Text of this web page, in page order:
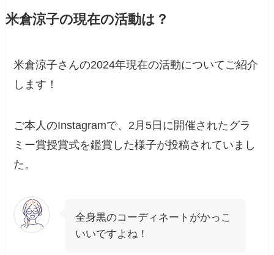
米倉涼子の現在の活動は？
米倉涼子さんの2024年現在の活動についてご紹介
します！
ご本人のInstagramで、2月5日に開催されたグラ
ミー賞授賞式を鑑賞した様子が投稿されていまし
た。
全身黒のコーディネートがかっこ
いいですよね！